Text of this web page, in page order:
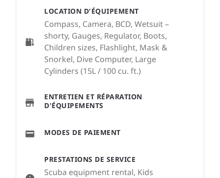
PRESTATIONS DE SERVICE
Scuba equipment rental, Kids
LOCATION D'ÉQUIPEMENT
Compass, Camera, BCD, Wetsuit –
shorty, Gauges, Regulator, Boots,
Children sizes, Flashlight, Mask &
Snorkel, Dive Computer, Large
Cylinders (15L / 100 cu. ft.)
ENTRETIEN ET RÉPARATION
D'ÉQUIPEMENTS
MODES DE PAIEMENT